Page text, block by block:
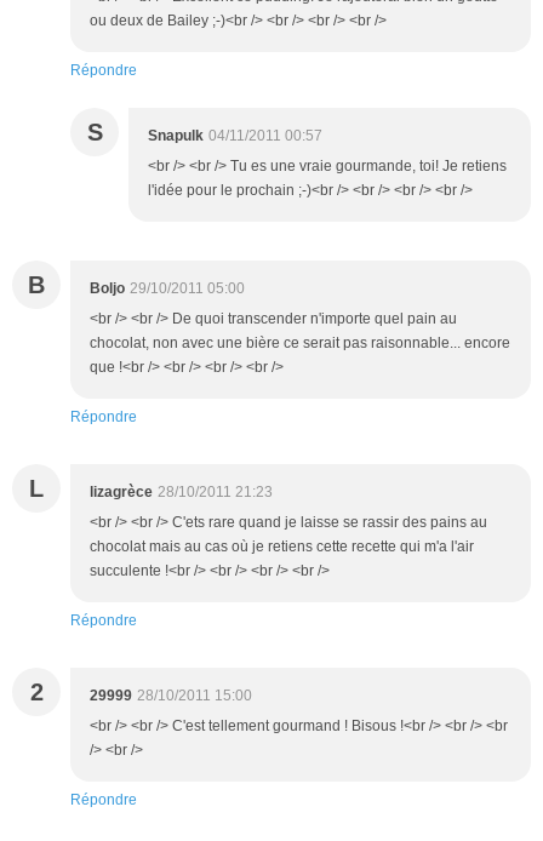
ou deux de Bailey ;-)<br /> <br /> <br /> <br />
Répondre
S Snapulk 04/11/2011 00:57
<br /> <br /> Tu es une vraie gourmande, toi! Je retiens
l'idée pour le prochain ;-)<br /> <br /> <br /> <br />
B Boljo 29/10/2011 05:00
<br /> <br /> De quoi transcender n'importe quel pain au
chocolat, non avec une bière ce serait pas raisonnable... encore
que !<br /> <br /> <br /> <br />
Répondre
L lizagrèce 28/10/2011 21:23
<br /> <br /> C'ets rare quand je laisse se rassir des pains au
chocolat mais au cas où je retiens cette recette qui m'a l'air
succulente !<br /> <br /> <br /> <br />
Répondre
2 29999 28/10/2011 15:00
<br /> <br /> C'est tellement gourmand ! Bisous !<br /> <br /> <br
/> <br />
Répondre